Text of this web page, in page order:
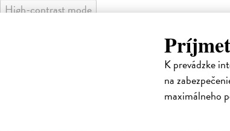
K prevádzke
na
maximálneho
High-contrast mode
na sklade